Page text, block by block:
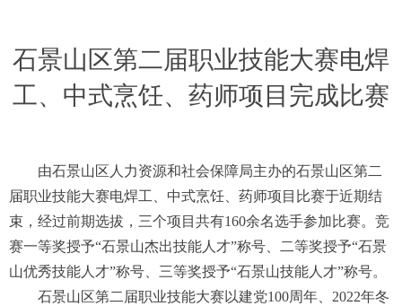
石景山区第二届职业技能大赛电焊
工、中式烹饪、药师项目完成比赛
由石景山区人力资源和社会保障局主办的石景山区第二
届职业技能大赛电焊工、中式烹饪、药师项目比赛于近期结
束，经过前期选拔，三个项目共有160余名选手参加比赛。竞
赛一等奖授予“石景山杰出技能人才”称号、二等奖授予“石景
山优秀技能人才”称号、三等奖授予“石景山技能人才”称号。
石景山区第二届职业技能大赛以建党100周年、2022年冬